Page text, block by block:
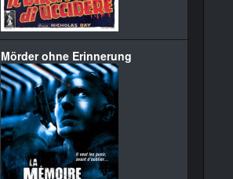
Mörder ohne Erinnerung